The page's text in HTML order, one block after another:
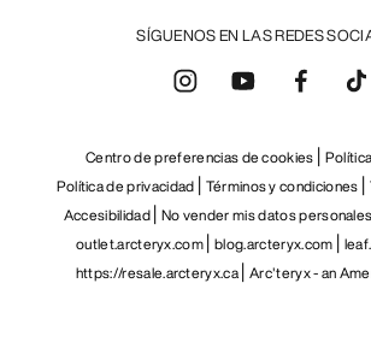
SÍGUENOS EN LAS REDES
Centro de preferencias de cookies
Política de privacidad Términos y condiciones
Accesibilidad No vender mis datos personales
outlet.arcteryx.com blog.arcteryx.com
https://resale.arcteryx.ca Arc'teryx - an